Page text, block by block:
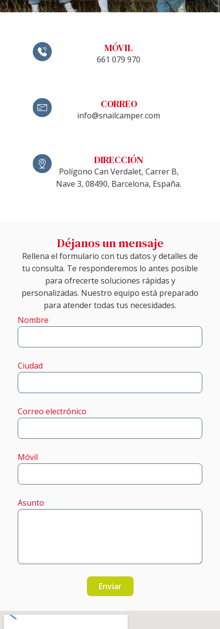
MÓVIL
661 079 970
CORREO
info@snailcamper.com
DIRECCIÓN
Polígono Can Verdalet, Carrer B,
Nave 3, 08490, Barcelona, España.
Déjanos un mensaje
Rellena el formulario con tus datos y detalles de
tu consulta. Te responderemos lo antes posible
para ofrecerte soluciones rápidas y
personalizadas. Nuestro equipo está preparado
para atender todas tus necesidades.
Nombre
Ciudad
Correo electrónico
Móvil
Asunto
Enviar